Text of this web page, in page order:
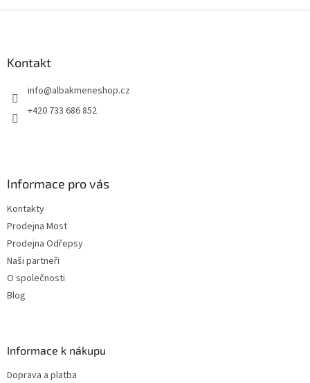
Kontakt
info@albakmeneshop.cz
+420 733 686 852
Informace pro vás
Kontakty
Prodejna Most
Prodejna Odřepsy
Naši partneři
O společnosti
Blog
Informace k nákupu
Doprava a platba